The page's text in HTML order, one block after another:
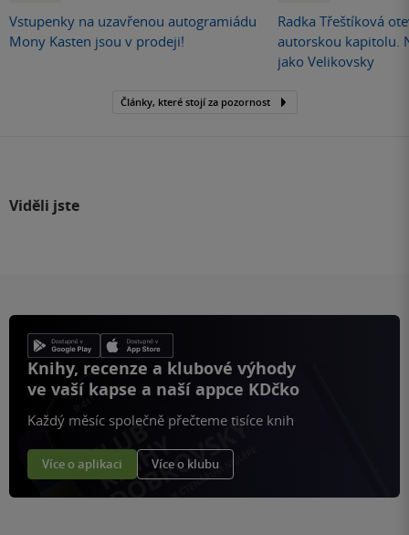
Vstupenky na uzavřenou autogramiádu
Mony Kasten jsou v prodeji!
Radka Třeštíková
autorskou kapitolu.
jako Velikovsky
Články, které stojí za pozornost
Viděli jste
Knihy, recenze a klubové výhody
ve vaší kapse a naší appce KDčko
Každý měsíc společně přečteme tisíce knih
Více o aplikaci Více o klubu